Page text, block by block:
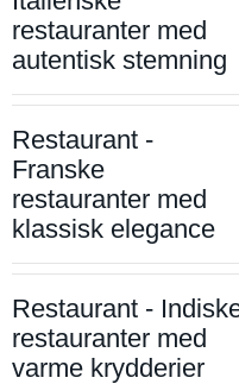
restauranter med
autentisk stemning
Restaurant -
Franske
restauranter med
klassisk elegance
Restaurant -
restauranter med
varme krydderier